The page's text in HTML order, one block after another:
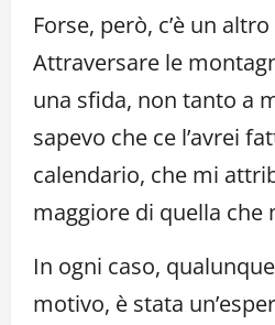
Forse, però, c’è un
Attraversare le
una sfida, non tanto a
sapevo che ce l’avrei
calendario, che mi
maggiore di quella che
In ogni caso,
motivo, è stata